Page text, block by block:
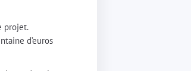
projet.
d’euros